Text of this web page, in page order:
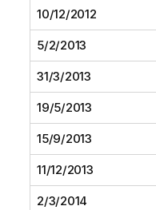
10/12/2012
5/2/2013
31/3/2013
19/5/2013
15/9/2013
11/12/2013
2/3/2014